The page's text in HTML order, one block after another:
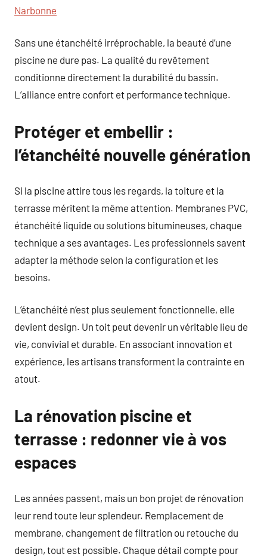
Narbonne
Sans une étanchéité irréprochable, la beauté d’une
piscine ne dure pas. La qualité du revêtement
conditionne directement la durabilité du bassin.
L’alliance entre confort et performance technique.
Protéger et embellir :
l’étanchéité nouvelle génération
Si la piscine attire tous les regards, la toiture et la
terrasse méritent la même attention. Membranes PVC,
étanchéité liquide ou solutions bitumineuses, chaque
technique a ses avantages. Les professionnels savent
adapter la méthode selon la configuration et les
besoins.
L’étanchéité n’est plus seulement fonctionnelle, elle
devient design. Un toit peut devenir un véritable lieu de
vie, convivial et durable. En associant innovation et
expérience, les artisans transforment la contrainte en
atout.
La rénovation piscine et
terrasse : redonner vie à vos
espaces
Les années passent, mais un bon projet de rénovation
leur rend toute leur splendeur. Remplacement de
membrane, changement de filtration ou retouche du
design, tout est possible. Chaque détail compte pour